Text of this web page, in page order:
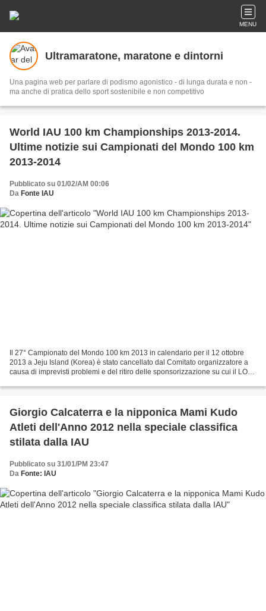
MENU
Ultramaratone, maratone e dintorni
Una pagina web per parlare di podismo agonistico - di lunga durata e non -
ma anche di pratica dello sport sostenibile e non competitivo
World IAU 100 km Championships 2013-2014.
Ultime notizie sui Campionati del Mondo 100 km
2013-2014
Pubblicato su 01/02/AM 00:06
Da Fonte IAU
Il 27° Campionato del Mondo 100 km 2013 in calendario per il 12 ottobre
2013 a Jeju Island (Korea) è stato cancellato dal Comitato organizzatore a
causa di imprevisti problemi e del ritiro delle sponsorizzazione su cui il LOC
Giorgio Calcaterra e la nipponica Mami Kudo
Atleti dell'Anno 2012 nella speciale classifica
stilata dalla IAU
Pubblicato su 31/01/PM 23:47
Da Fonte: IAU